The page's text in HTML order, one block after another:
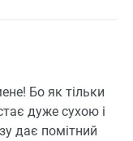
Бо як тільки
дуже сухою і
дає помітний